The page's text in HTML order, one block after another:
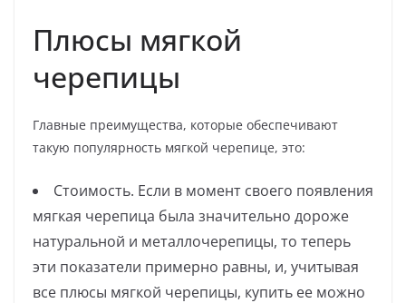
Плюсы мягкой
черепицы
Главные преимущества, которые обеспечивают
такую популярность мягкой черепице, это:
Стоимость. Если в момент своего появления
мягкая черепица была значительно дороже
натуральной и металлочерепицы, то теперь
эти показатели примерно равны, и, учитывая
все плюсы мягкой черепицы, купить ее можно